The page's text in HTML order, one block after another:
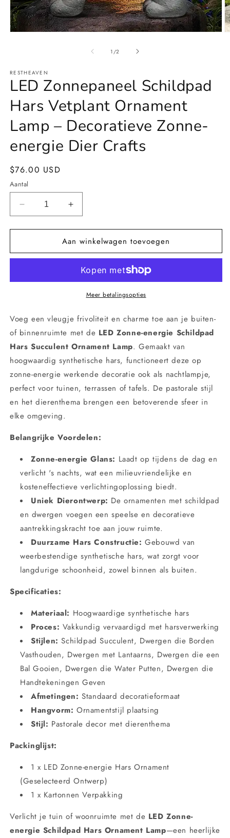
1 /van
2
RESTHEAVEN
LED Zonnepaneel Schildpad
Hars Vetplant Ornament
Lamp – Decoratieve Zonne-
energie Dier Crafts
Normale
prijs
$76.00 USD
Aantal
Aantal
verlagen
voor
Zonnepaneel
Vetplant
–
Decoratieve
Zonne-
energie
Dier
Aantal
verhogen
voor
LED
Zonnepaneel
Hars
Vetplant
Ornament
–
Decoratieve
Zonne-
energie
Dier
Crafts
Aan winkelwagen toevoegen
Meer betalingsopties
Voeg een vleugje frivoliteit en charme toe aan je buiten-
of binnenruimte met de LED Zonne-energie Schildpad
Hars Succulent Ornament Lamp. Gemaakt van
hoogwaardig synthetische hars, functioneert deze op
zonne-energie werkende decoratie ook als nachtlampje,
perfect voor tuinen, terrassen of tafels. De pastorale stijl
en het dierenthema brengen een betoverende sfeer in
elke omgeving.
Belangrijke Voordelen:
Zonne-energie Glans: Laadt op tijdens de dag en
verlicht 's nachts, wat een milieuvriendelijke en
kosteneffectieve verlichtingoplossing biedt.
Uniek Dierontwerp: De ornamenten met schildpad
en dwergen voegen een speelse en decoratieve
aantrekkingskracht toe aan jouw ruimte.
Duurzame Hars Constructie: Gebouwd van
weerbestendige synthetische hars, wat zorgt voor
langdurige schoonheid, zowel binnen als buiten.
Specificaties:
Materiaal: Hoogwaardige synthetische hars
Proces: Vakkundig vervaardigd met harsverwerking
Stijlen: Schildpad Succulent, Dwergen die Borden
Vasthouden, Dwergen met Lantaarns, Dwergen die een
Bal Gooien, Dwergen die Water Putten, Dwergen die
Handtekeningen Geven
Afmetingen: Standaard decoratieformaat
Hangvorm: Ornamentstijl plaatsing
Stijl: Pastorale decor met dierenthema
Packinglijst:
1 x LED Zonne-energie Hars Ornament
(Geselecteerd Ontwerp)
1 x Kartonnen Verpakking
Verlicht je tuin of woonruimte met de LED Zonne-
energie Schildpad Hars Ornament Lamp—een heerlijke